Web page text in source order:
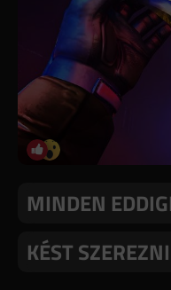
MINDEN
KÉST